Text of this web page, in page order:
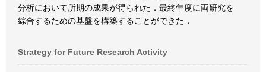
分析において所期の成果が得られた．最終年度に両研究を
綜合するための基盤を構築することができた．
Strategy for Future Research Activity